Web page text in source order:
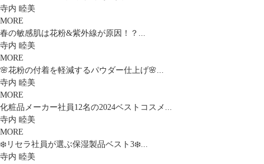
寺内 睦美
MORE
春の敏感肌は花粉&紫外線が原因！？...
寺内 睦美
MORE
🌸花粉の付着を軽減するパウダー仕上げ🌸...
寺内 睦美
MORE
化粧品メーカー社員12名の2024ベストコスメ...
寺内 睦美
MORE
❄️リセラ社員が選ぶ保湿製品ベスト3❄️...
寺内 睦美